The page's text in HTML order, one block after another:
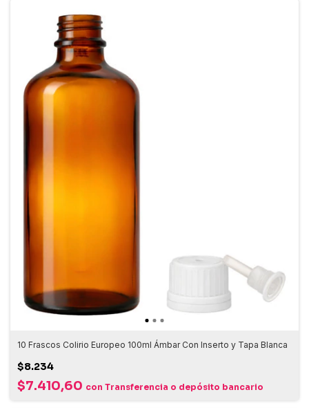
10 Frascos Colirio Europeo 100ml Ámbar Con Inserto y Tapa Blanca
$8.234
$7.410,60 con Transferencia o depósito bancario